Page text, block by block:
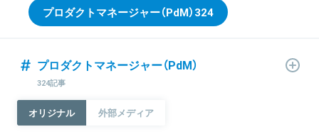
プロダクトマネージャー（PdM）324
プロダクトマネージャー（PdM）
324記事
オリジナル 外部メディア